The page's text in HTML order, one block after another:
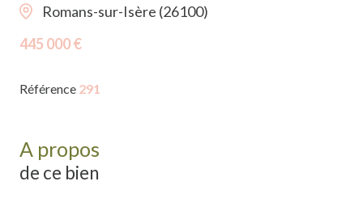
Romans-sur-Isère (26100)
445 000 €
Référence 291
A propos
de ce bien